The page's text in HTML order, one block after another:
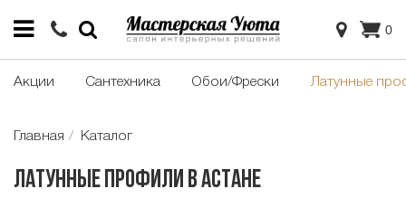
0
Акции Сантехника Обои/Фрески Латунные
Главная Каталог
Латунные профили в Астане